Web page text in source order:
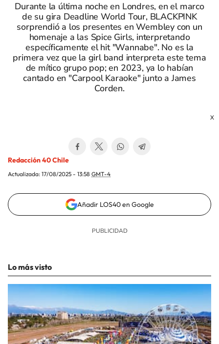
Durante la última noche en Londres, en el marco
de su gira Deadline World Tour, BLACKPINK
sorprendió a los presentes en Wembley con un
homenaje a las Spice Girls, interpretando
específicamente el hit "Wannabe". No es la
primera vez que la girl band interpreta este tema
de mítico grupo pop; en 2023, ya lo habían
cantado en "Carpool Karaoke" junto a James
Corden.
X
Redacción 40 Chile
Actualizada: 17/08/2025 - 13:58 GMT-4
Añadir LOS40 en Google
Lo más visto